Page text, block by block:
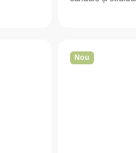
Nou